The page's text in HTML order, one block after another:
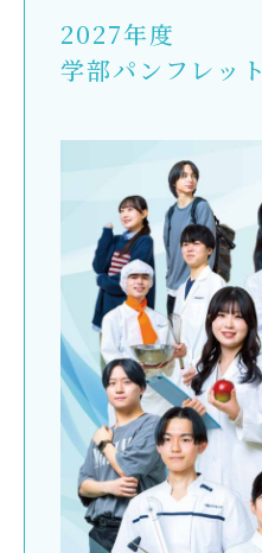
お問い合わせ
よくある質問
サイトポリシー
プライバシーポリシー
サイトマップ
教員等採用情報
UHASウォッチ
English
同窓会
2027年度
学部パンフレッ